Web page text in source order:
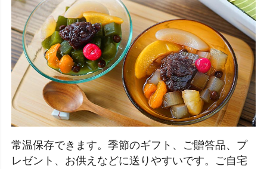
常温保存できます。季節のギフト、ご贈答品、プ
レゼント、お供えなどに送りやすいです。ご自宅